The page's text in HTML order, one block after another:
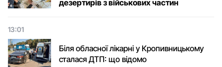
дезертирів з військових частин
13:01
Біля обласної лікарні у Кропивницькому
сталася ДТП: що відомо